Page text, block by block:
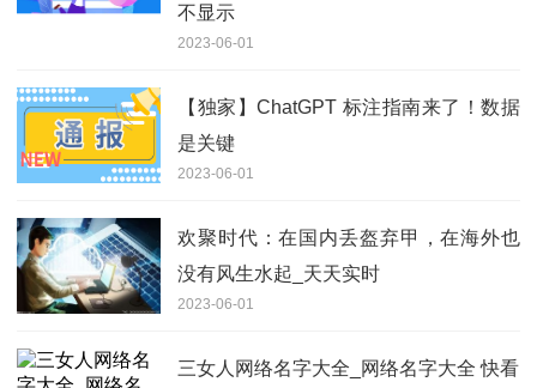
不显示
2023-06-01
【独家】ChatGPT 标注指南来了！数据
是关键
2023-06-01
欢聚时代：在国内丢盔弃甲，在海外也
没有风生水起_天天实时
2023-06-01
三女人网络名字大全_网络名字大全 快看